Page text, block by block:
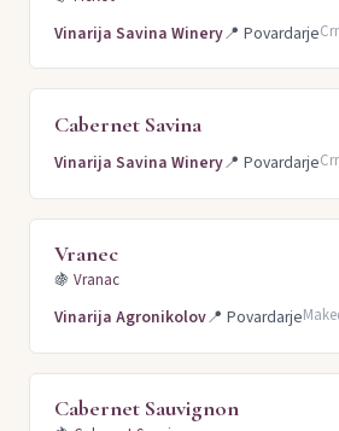
Vinarija Savina Winery📍 Povardarje
Cabernet Savina
Vinarija Savina Winery📍 Povardarje
Vranec
🍇 Vranac
Vinarija Agronikolov📍 Povardarje
Cabernet Sauvignon